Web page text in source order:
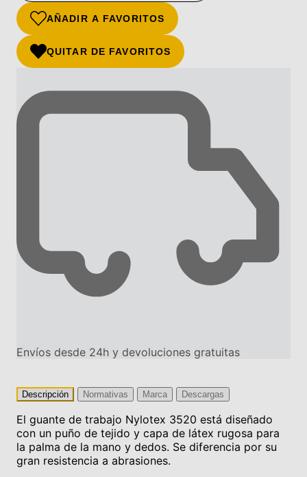
AÑADIR A FAVORITOS
QUITAR DE FAVORITOS
Envíos desde 24h y devoluciones gratuitas
Descripción Normativas Marca Descargas
El guante de trabajo Nylotex 3520 está diseñado
con un puño de tejido y capa de látex rugosa para
la palma de la mano y dedos. Se diferencia por su
gran resistencia a abrasiones.